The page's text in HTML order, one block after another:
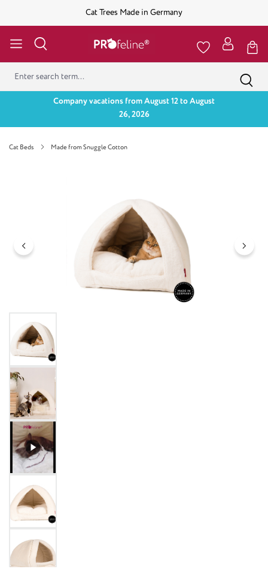
Cat Trees Made in Germany
Company vacations from August 12 to August
26, 2026
Cat Beds Made from Snuggle Cotton